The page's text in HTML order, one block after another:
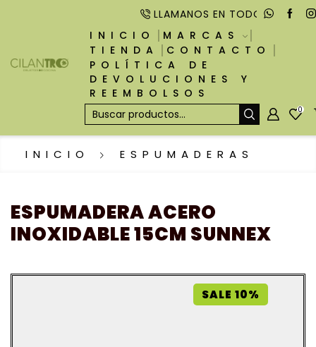
LLAMANOS EN TODO
INICIO
MARCAS
TIENDA
CONTACTO
POLÍTICA DE
DEVOLUCIONES Y
REEMBOLSOS
0
INICIO ESPUMADERAS
ESPUMADERA ACERO
INOXIDABLE 15CM SUNNEX
SALE 10%